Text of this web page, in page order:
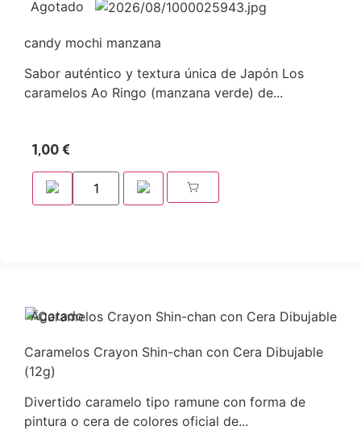
Agotado
candy mochi manzana
Sabor auténtico y textura única de Japón Los
caramelos Ao Ringo (manzana verde) de...
1,00€
Agotado
Caramelos Crayon Shin-chan con Cera Dibujable
(12g)
Divertido caramelo tipo ramune con forma de
pintura o cera de colores oficial de...